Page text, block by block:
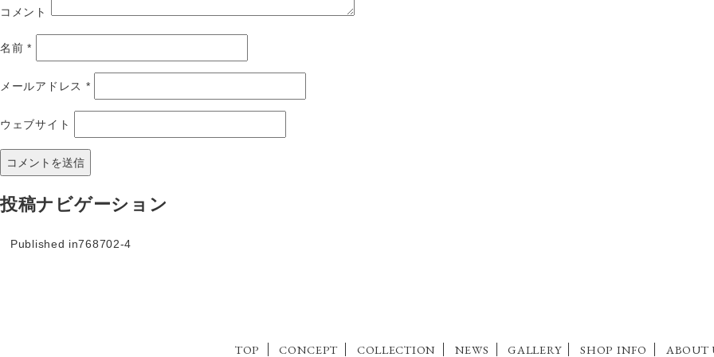
コメント
名前*
メールアドレス *
ウェブサイト
投稿ナビゲーション
Published in768702-4
TOP CONCEPT COLLECTION NEWS GALLERY SHOP INFO ABOUT